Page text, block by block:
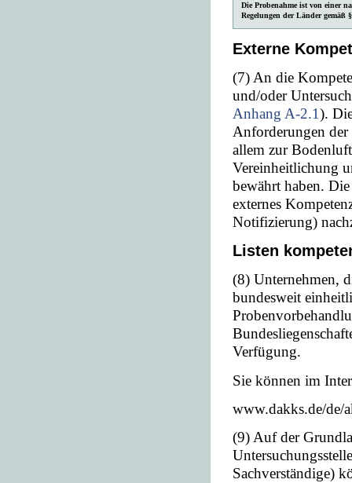
Die Probenahme ist von einer
Regelungen der Länder gemäß
Externe
(7) An die
und/oder
Anhang A-2.1).
Anforderungen
allem zur
Vereinheitlichung
bewährt haben.
externes
Notifizierung)
Listen
(8) Unternehmen,
bundesweit
Verfügung.
Sie können im
www.dakks.de/de/
(9) Auf der
Sachverständige)